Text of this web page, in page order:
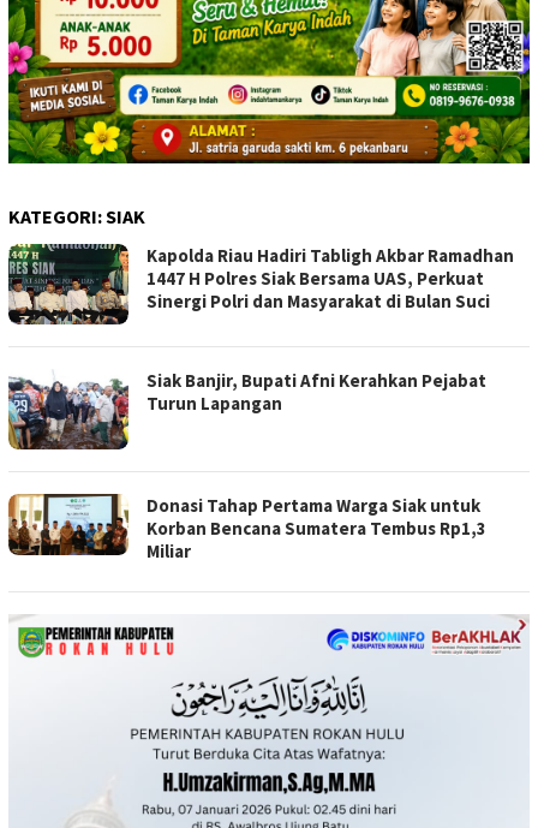
KATEGORI:SIAK
Kapolda Riau Hadiri Tabligh Akbar Ramadhan
1447 H Polres Siak Bersama UAS, Perkuat
Sinergi Polri dan Masyarakat di Bulan Suci
Siak Banjir, Bupati Afni Kerahkan Pejabat
Turun Lapangan
Donasi Tahap Pertama Warga Siak untuk
Korban Bencana Sumatera Tembus Rp1,3
Miliar